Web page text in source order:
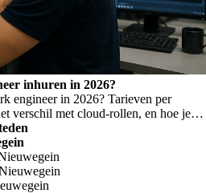
inhuren in 2026?
engineer in 2026? Tarieven per
verschil met cloud-rollen, en hoe je